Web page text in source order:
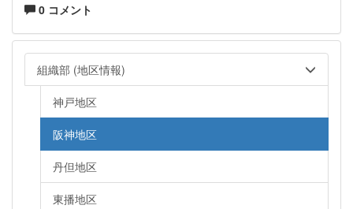
0 コメント
組織部 (地区情報)
神戸地区
阪神地区
丹但地区
東播地区